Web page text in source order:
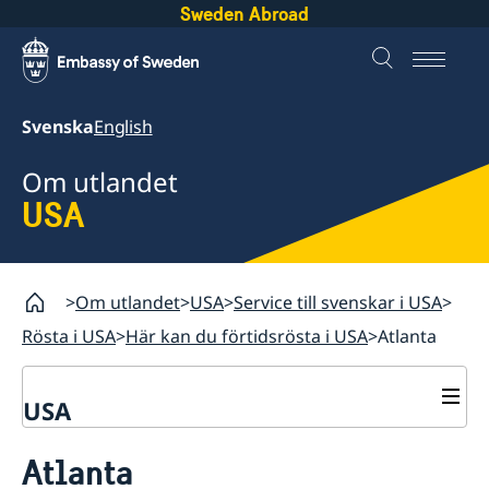
Sweden Abroad
SvenskaEnglish
Om utlandet
USA
Om utlandet USA Service till svenskar i USA
Rösta i USA Här kan du förtidsrösta i USA Atlanta
USA
Service till svenskar i USA
Atlanta